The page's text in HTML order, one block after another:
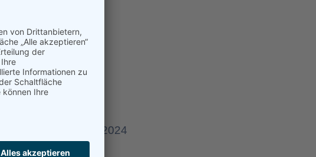
Erstellt: 10. Juni 2024